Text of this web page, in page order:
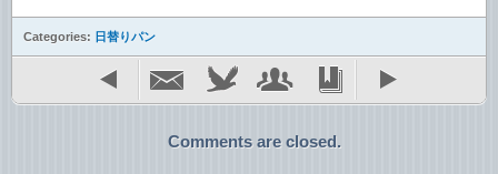
Categories: 日替りパン
Comments are closed.